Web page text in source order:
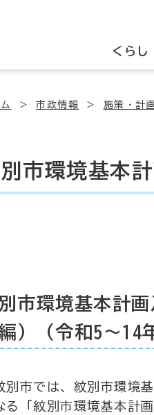
くらし
市政情報 施策・計
市環境基本
市環境基本計
）（令和5～14
市では、紋別市環境
る「紋別市環境基本計